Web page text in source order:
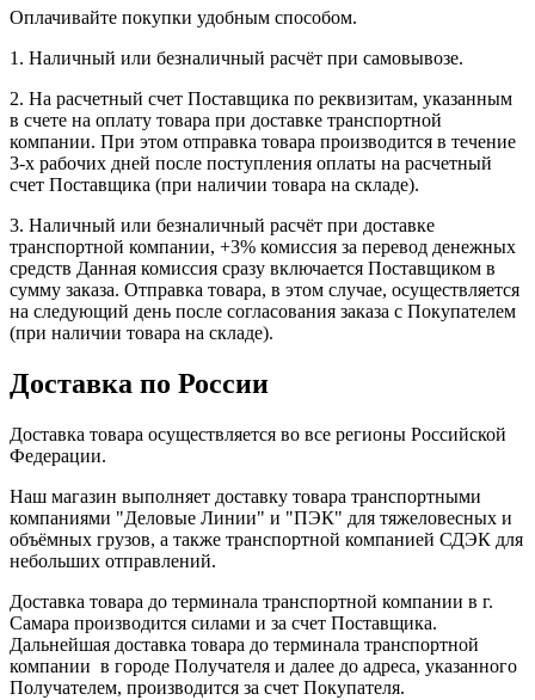
Оплачивайте покупки удобным способом.
1. Наличный или безналичный расчёт при самовывозе.
2. На расчетный счет Поставщика по реквизитам, указанным
в счете на оплату товара при доставке транспортной
компании. При этом отправка товара производится в течение
3-х рабочих дней после поступления оплаты на расчетный
счет Поставщика (при наличии товара на складе).
3. Наличный или безналичный расчёт при доставке
транспортной компании, +3% комиссия за перевод денежных
средств Данная комиссия сразу включается Поставщиком в
сумму заказа. Отправка товара, в этом случае, осуществляется
на следующий день после согласования заказа с Покупателем
(при наличии товара на складе).
Доставка по России
Доставка товара осуществляется во все регионы Российской
Федерации.
Наш магазин выполняет доставку товара транспортными
компаниями "Деловые Линии" и "ПЭК" для тяжеловесных и
объёмных грузов, а также транспортной компанией СДЭК для
небольших отправлений.
Доставка товара до терминала транспортной компании в г.
Самара производится силами и за счет Поставщика.
Дальнейшая доставка товара до терминала транспортной
компании в городе Получателя и далее до адреса, указанного
Получателем, производится за счет Покупателя.